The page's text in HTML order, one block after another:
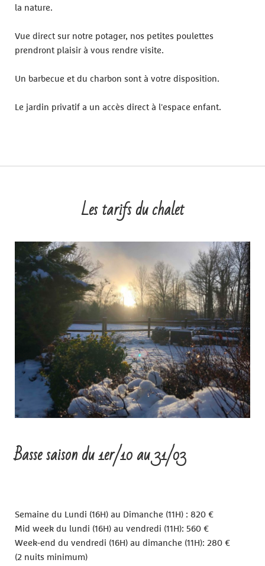
la nature.
Vue direct sur notre potager, nos petites poulettes
prendront plaisir à vous rendre visite.
Un barbecue et du charbon sont à votre disposition.
Le jardin privatif a un accès direct à l'espace enfant.
Les tarifs du chalet
Basse saison du 1er/10 au 31/03
Semaine du Lundi (16H) au Dimanche (11H) : 820 €
Mid week du lundi (16H) au vendredi (11H): 560 €
Week-end du vendredi (16H) au dimanche (11H): 280 €
(2 nuits minimum)